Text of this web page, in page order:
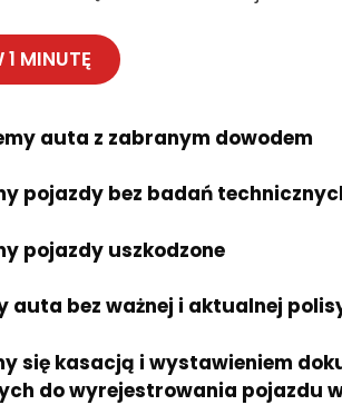
MINUTĘ
auta z zabranym dowodem
pojazdy bez badań
pojazdy uszkodzone
auta bez ważnej i aktualnej
się kasacją i wystawieniem
do wyrejestrowania pojazdu